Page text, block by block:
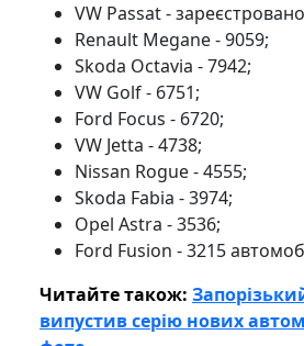
VW Passat -
Renault Megane - 9059;
Skoda Octavia - 7942;
VW Golf - 6751;
Ford Focus - 6720;
VW Jetta - 4738;
Nissan Rogue - 4555;
Skoda Fabia - 3974;
Opel Astra - 3536;
Ford Fusion - 3215
Читайте також:
випустив серію нових